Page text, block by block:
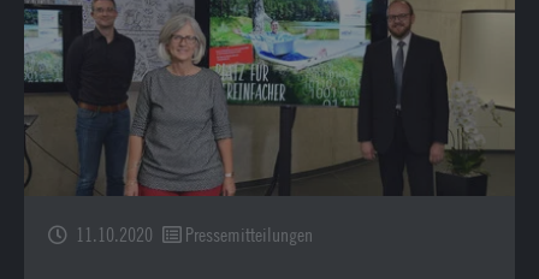
11.10.2020 Pressemitteilungen